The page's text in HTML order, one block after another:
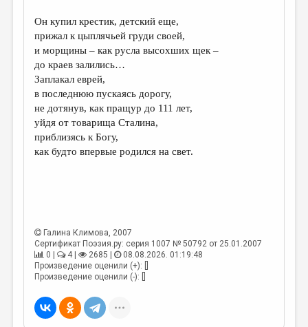
Он купил крестик, детский еще,
прижал к цыплячьей груди своей,
и морщины – как русла высохших щек –
до краев залились…
Заплакал еврей,
в последнюю пускаясь дорогу,
не дотянув, как пращур до 111 лет,
уйдя от товарища Сталина,
приблизясь к Богу,
как будто впервые родился на свет.
Галина Климова, 2007
Сертификат Поэзия.ру: серия 1007 № 50792 от 25.01.2007
0 |
4 | 2685 |
08.08.2026. 01:19:48
Произведение оценили (+): []
Произведение оценили (-): []